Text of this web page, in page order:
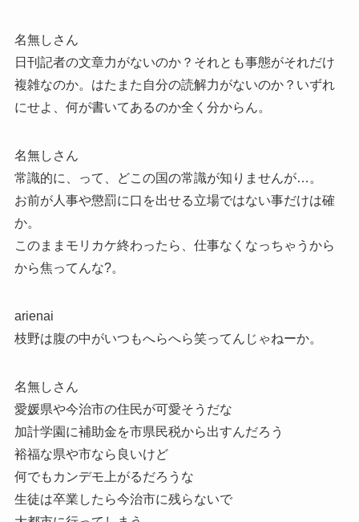
名無しさん
日刊記者の文章力がないのか？それとも事態がそれだけ
複雑なのか。はたまた自分の読解力がないのか？いずれ
にせよ、何が書いてあるのか全く分からん。
名無しさん
常識的に、って、どこの国の常識が知りませんが…。
お前が人事や懲罰に口を出せる立場ではない事だけは確
か。
このままモリカケ終わったら、仕事なくなっちゃうから
から焦ってんな?。
arienai
枝野は腹の中がいつもへらへら笑ってんじゃねーか。
名無しさん
愛媛県や今治市の住民が可愛そうだな
加計学園に補助金を市県民税から出すんだろう
裕福な県や市なら良いけど
何でもカンデモ上がるだろうな
生徒は卒業したら今治市に残らないで